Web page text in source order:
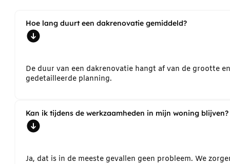
Hoe lang duurt een dakrenovatie gemiddeld?
De duur van een dakrenovatie hangt af van de grootte
gedetailleerde planning.
Kan ik tijdens de werkzaamheden in mijn woning blijven?
Ja, dat is in de meeste gevallen geen probleem. We